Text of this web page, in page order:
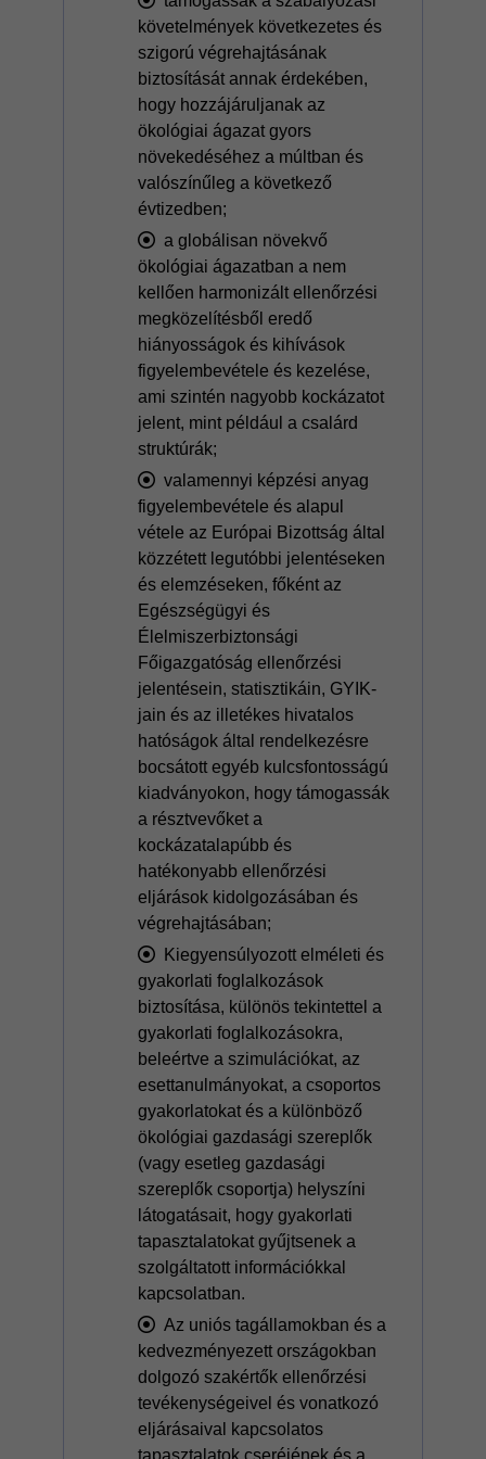
követelmények következetes és
szigorú végrehajtásának
biztosítását annak érdekében,
hogy hozzájáruljanak az
ökológiai ágazat gyors
növekedéséhez a múltban és
valószínűleg a következő
évtizedben;
a globálisan növekvő
ökológiai ágazatban a nem
kellően harmonizált ellenőrzési
megközelítésből eredő
hiányosságok és kihívások
figyelembevétele és kezelése,
ami szintén nagyobb kockázatot
jelent, mint például a csalárd
struktúrák;
valamennyi képzési anyag
figyelembevétele és alapul
vétele az Európai Bizottság által
közzétett legutóbbi jelentéseken
és elemzéseken, főként az
Egészségügyi és
Élelmiszerbiztonsági
Főigazgatóság ellenőrzési
jelentésein, statisztikáin, GYIK-
jain és az illetékes hivatalos
hatóságok által rendelkezésre
bocsátott egyéb kulcsfontosságú
kiadványokon, hogy támogassák
a résztvevőket a
kockázatalapúbb és
hatékonyabb ellenőrzési
eljárások kidolgozásában és
végrehajtásában;
Kiegyensúlyozott elméleti és
gyakorlati foglalkozások
biztosítása, különös tekintettel a
gyakorlati foglalkozásokra,
beleértve a szimulációkat, az
esettanulmányokat, a csoportos
gyakorlatokat és a különböző
ökológiai gazdasági szereplők
(vagy esetleg gazdasági
szereplők csoportja) helyszíni
látogatásait, hogy gyakorlati
tapasztalatokat gyűjtsenek a
szolgáltatott információkkal
kapcsolatban.
Az uniós tagállamokban és a
kedvezményezett országokban
dolgozó szakértők ellenőrzési
tevékenységeivel és vonatkozó
eljárásaival kapcsolatos